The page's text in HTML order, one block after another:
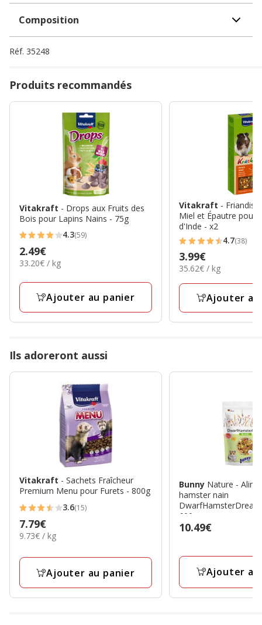
Composition
Réf. 35248
Produits recommandés
Vitakraft - Drops aux Fruits des
Bois pour Lapins Nains - 75g
4.3
étoiles
avec
59
4.3(59)
Prix
2.49€
2.49€
33.20€
Kg
33.20€ / kg
Ajouter au panier
Vitakraft -
Miel et Épautre pour
d'Inde - x2
4.7
étoiles
avec
38
4.7(38)
Prix
3.99€
3.99€
35.62€
Kg
35.62€ / kg
Ajouter
Ils adoreront aussi
Vitakraft - Sachets Fraîcheur
Premium Menu pour Furets - 800g
3.6
étoiles
avec
15
3.6(15)
Prix
7.79€
7.79€
9.73€
Kg
9.73€ / kg
Ajouter au panier
Bunny Nature -
hamster nain
DwarfHamsterDream
600g
Prix
10.49€
Ajouter